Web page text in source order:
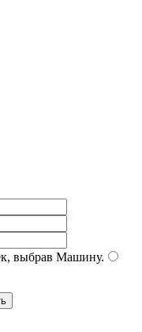
выбрав Машину.